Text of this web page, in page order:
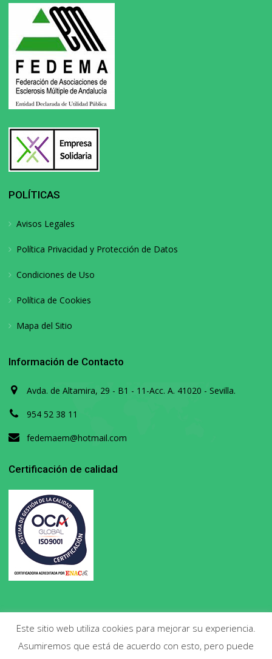
POLÍTICAS
Avisos Legales
Política Privacidad y Protección de Datos
Condiciones de Uso
Política de Cookies
Mapa del Sitio
Información de Contacto
Avda. de Altamira, 29 - B1 - 11-Acc. A. 41020 - Sevilla.
954 52 38 11
fedemaem@hotmail.com
Certificación de calidad
Este sitio web utiliza cookies para mejorar su experiencia.
Asumiremos que está de acuerdo con esto, pero puede